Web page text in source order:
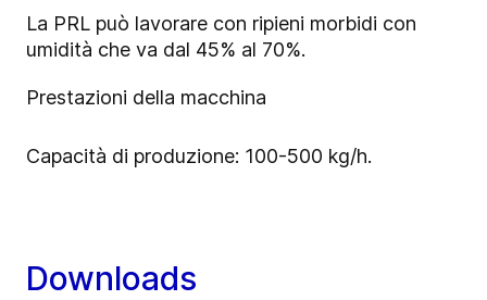
La PRL può lavorare con ripieni morbidi con
umidità che va dal 45% al 70%.
Prestazioni della macchina
Capacità di produzione: 100-500 kg/h.
Downloads